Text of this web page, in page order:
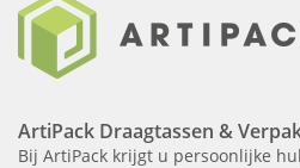
ArtiPack Draagtassen &
Bij ArtiPack krijgt u persoonlijke